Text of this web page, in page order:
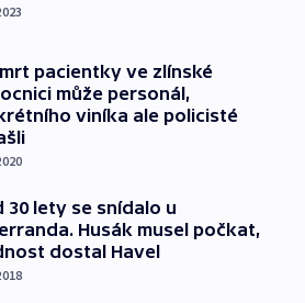
pacientky ve zlínské
může personál,
viníka ale policisté
30 lety se snídalo u
Husák musel počkat,
dostal Havel